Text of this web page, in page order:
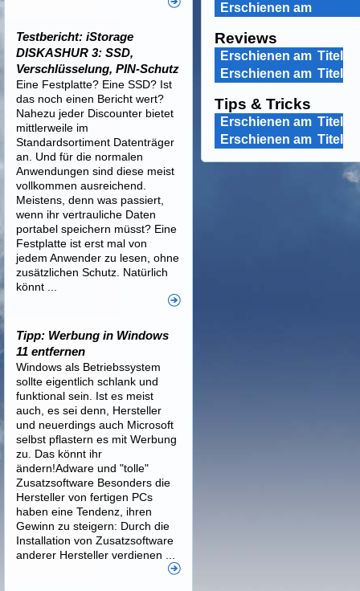
Erschienen am
Reviews
Erschienen am Titel
Erschienen am Titel
Tips & Tricks
Erschienen am Titel
Erschienen am Titel
Testbericht: iStorage
DISKASHUR 3: SSD,
Verschlüsselung, PIN-Schutz
Eine Festplatte? Eine SSD? Ist
das noch einen Bericht wert?
Nahezu jeder Discounter bietet
mittlerweile im
Standardsortiment Datenträger
an. Und für die normalen
Anwendungen sind diese meist
vollkommen ausreichend.
Meistens, denn was passiert,
wenn ihr vertrauliche Daten
portabel speichern müsst? Eine
Festplatte ist erst mal von
jedem Anwender zu lesen, ohne
zusätzlichen Schutz. Natürlich
könnt ...
Tipp: Werbung in Windows
11 entfernen
Windows als Betriebssystem
sollte eigentlich schlank und
funktional sein. Ist es meist
auch, es sei denn, Hersteller
und neuerdings auch Microsoft
selbst pflastern es mit Werbung
zu. Das könnt ihr
ändern!Adware und "tolle"
Zusatzsoftware Besonders die
Hersteller von fertigen PCs
haben eine Tendenz, ihren
Gewinn zu steigern: Durch die
Installation von Zusatzsoftware
anderer Hersteller verdienen ...